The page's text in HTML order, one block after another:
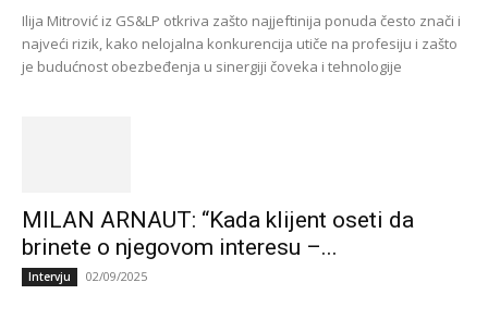
Ilija Mitrović iz GS&LP otkriva zašto najjeftinija ponuda često znači i
najveći rizik, kako nelojalna konkurencija utiče na profesiju i zašto
je budućnost obezbeđenja u sinergiji čoveka i tehnologije
MILAN ARNAUT: “Kada klijent oseti da
brinete o njegovom interesu –...
Intervju 02/09/2025